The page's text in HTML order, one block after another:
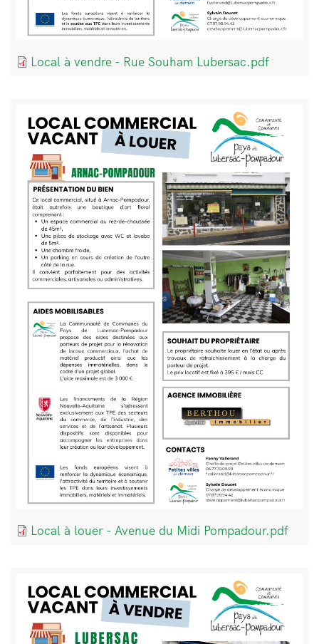
Document
Local à vendre - Rue Souham Lubersac.pdf
Bloc
de
texte
Image
Document
Local à louer - Avenue du Midi Pompadour.pdf
Bloc
de
texte
Image